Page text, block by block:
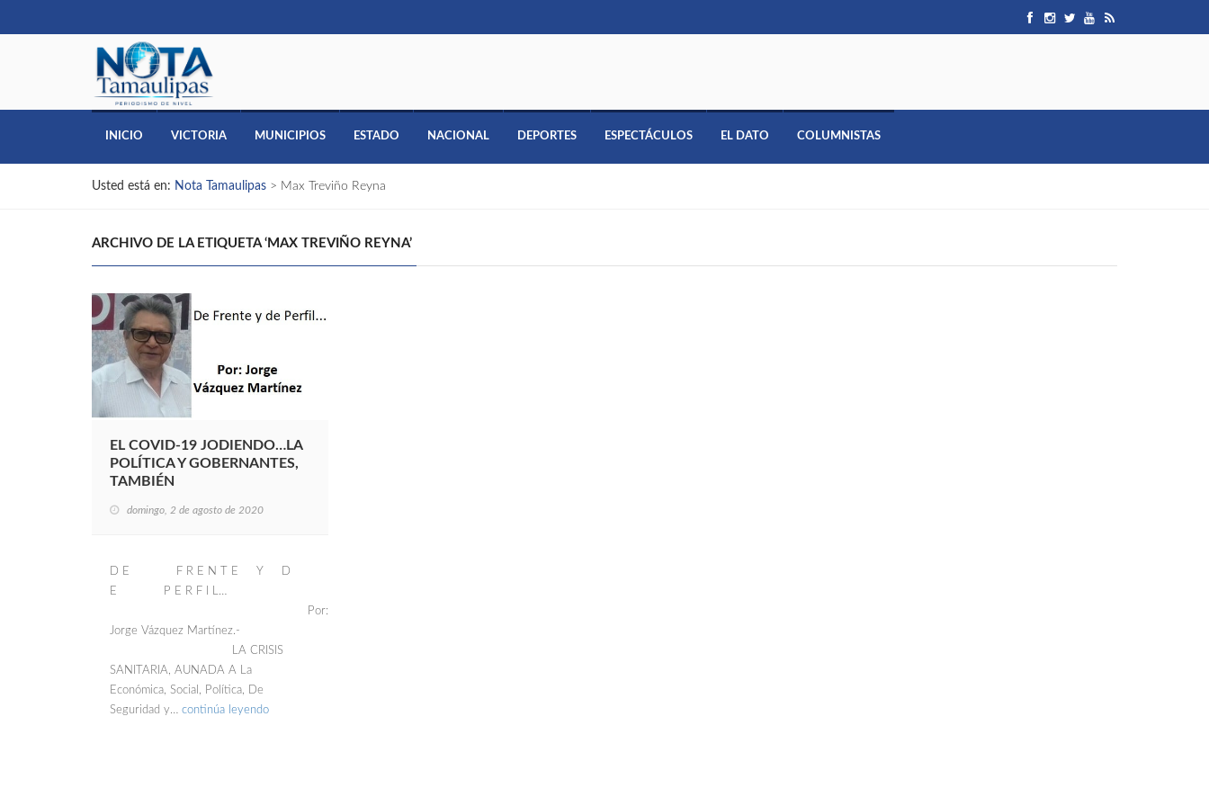
INICIO VICTORIA MUNICIPIOS ESTADO NACIONAL DEPORTES ESPECTÁCULOS EL DATO COLUMNISTAS
Usted está en: Nota Tamaulipas > Max Treviño Reyna
ARCHIVO DE LA ETIQUETA ‘MAX TREVIÑO REYNA’
EL COVID-19 JODIENDO…LA
POLÍTICA Y GOBERNANTES,
TAMBIÉN
domingo, 2 de agosto de 2020
D E F R E N T E Y D
E P E R F I L…
Por:
Jorge Vázquez Martínez.-
LA CRISIS
SANITARIA, AUNADA A La
Económica, Social, Política, De
Seguridad y… continúa leyendo